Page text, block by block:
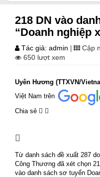
218 DN vào
“Doanh nghiệp
Tác giả: admin Cập
650 lượt xem
Uyên Hương (TTXVN/
Việt Nam trên
Chia sẻ
Từ danh sách đề xuất 287
Công Thương đã xét chọn
vào danh sách sơ tuyển